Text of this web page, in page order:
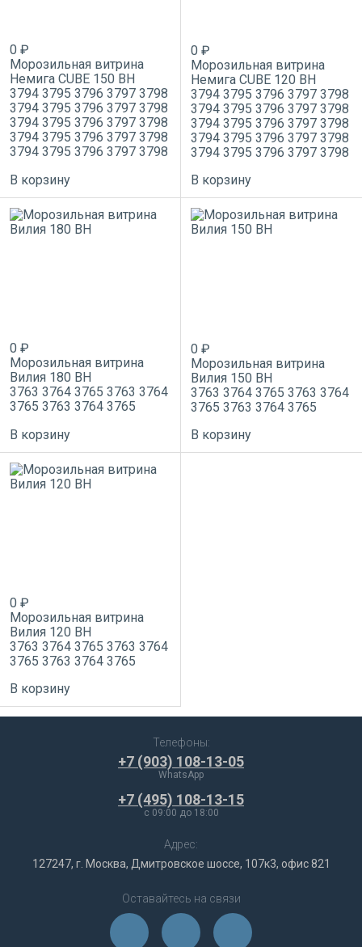
0 ₽
Морозильная витрина
Немига CUBE 150 ВН
3794 3795 3796 3797 3798
3794 3795 3796 3797 3798
3794 3795 3796 3797 3798
3794 3795 3796 3797 3798
3794 3795 3796 3797 3798
В корзину
0 ₽
Морозильная витрина
Немига CUBE 120 ВН
3794 3795 3796 3797 3798
3794 3795 3796 3797 3798
3794 3795 3796 3797 3798
3794 3795 3796 3797 3798
3794 3795 3796 3797 3798
В корзину
0 ₽
Морозильная витрина
Вилия 180 ВН
3763 3764 3765 3763 3764
3765 3763 3764 3765
В корзину
0 ₽
Морозильная витрина
Вилия 150 ВН
3763 3764 3765 3763 3764
3765 3763 3764 3765
В корзину
0 ₽
Морозильная витрина
Вилия 120 ВН
3763 3764 3765 3763 3764
3765 3763 3764 3765
В корзину
Телефоны:
+7 (903) 108-13-05
WhatsApp
+7 (495) 108-13-15
c 09:00 до 18:00
Адрес:
127247, г. Москва, Дмитровское шоссе, 107к3, офис 821
Оставайтесь на связи